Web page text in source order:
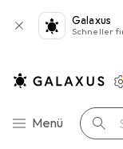
Galaxus
Schneller
Navigation nach
Menü Suche